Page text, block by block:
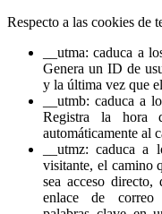
Respecto a las cookies de
__utma: caduca a
Genera un ID de
y la última vez que
__utmb: caduca a
Registra la hora
automáticamente al
__utmz: caduca a
visitante, el camino
sea acceso
enlace de correo